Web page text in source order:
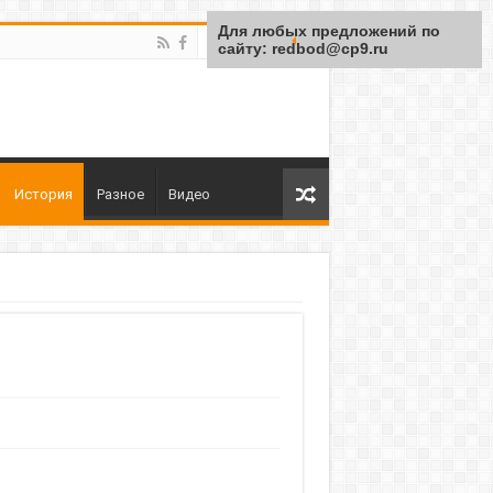
История Разное Видео
Для любых предложений по
сайту: redbod@cp9.ru